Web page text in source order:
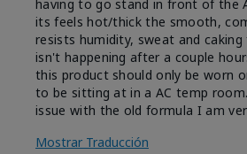
having to go stand in front of the
its feels hot/thick the smooth,
resists humidity, sweat and
isn't happening after a couple
this product should only be worn
to be sitting at in a AC temp
issue with the old formula I am
Mostrar Traducción